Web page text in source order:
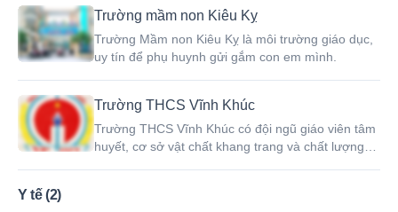
Trường mầm non Kiêu Kỵ
Trường Mầm non Kiêu Kỵ là môi trường giáo dục,
uy tín để phụ huynh gửi gắm con em mình.
Trường THCS Vĩnh Khúc
Trường THCS Vĩnh Khúc có đội ngũ giáo viên tâm
huyết, cơ sở vật chất khang trang và chất lượng
Y tế (2)